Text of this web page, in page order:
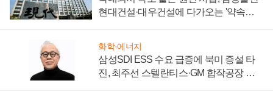
현대건설·대우건설에 다가오는 '약속의
화학·에너지
삼성SDI ESS 수요 급증에 북미 증설 타
진, 최주선 스텔란티스·GM 합작공장 건